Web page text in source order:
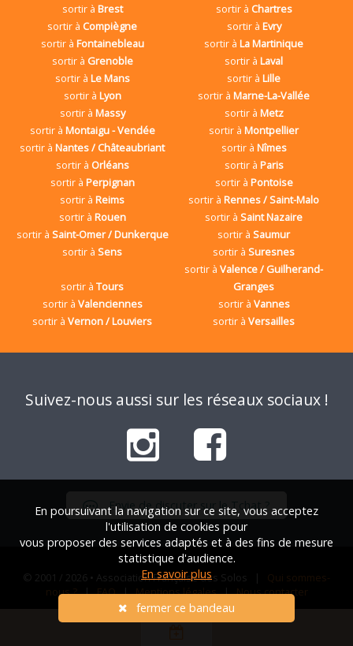
sortir à Brest sortir à Chartres
sortir à Compiègne sortir à Evry
sortir à Fontainebleau sortir àLa Martinique
sortir à Grenoble sortir àLaval
sortir à Le Mans sortir àLille
sortir à Lyon sortir àMarne-La-Vallée
sortir à Massy sortir à Metz
sortir à Montaigu - Vendée sortir àMontpellier
sortir àNantes / Châteaubriant sortir à Nîmes
sortir à Orléans sortir à Paris
sortir à Perpignan sortir à Pontoise
sortir àReims sortir àRennes / Saint-Malo
sortir à Rouen sortir àSaint Nazaire
sortir à Saint-Omer / Dunkerque sortir àSaumur
sortir àSens sortir àSuresnes
sortir àTours
sortir àValence / Guilherand-
Granges
sortir à Valenciennes sortir à Vannes
sortir àVernon / Louviers sortir àVersailles
Suivez-nous aussi sur les réseaux sociaux !
Envie de discuter sur le Tchat ?
© 2001 / 2026 • Association Française des Solos | Qui sommes-
nous ?|FAQ|Mentions légales|Nous contacter
En poursuivant la navigation sur ce site, vous acceptez
l'utilisation de cookies pour
vous proposer des services adaptés et à des fins de mesure
statistique d'audience.
En savoir plus
fermer ce bandeau